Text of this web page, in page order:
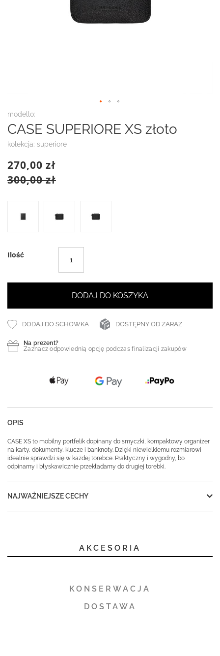
modello:
CASE SUPERIORE XS złoto
kolekcja: superiore
270,00 zł
300,00 zł
Ilość
DODAJ DO KOSZYKA
DODAJ DO SCHOWKA DOSTĘPNY OD ZARAZ
Na prezent?
Zaznacz odpowiednią opcję podczas finalizacji zakupów
OPIS
CASE XS to mobilny portfelik dopinany do smyczki, kompaktowy organizer
na karty, dokumenty, klucze i banknoty. Dzięki niewielkiemu rozmiarowi
idealnie sprawdzi się w każdej torebce. Praktyczny i wygodny, bo
odpinamy i błyskawicznie przekładamy do drugiej torebki.
NAJWAŻNIEJSZE CECHY
Przejdź
na
początek
galerii
AKCESORIA
KONSERWACJA
DOSTAWA